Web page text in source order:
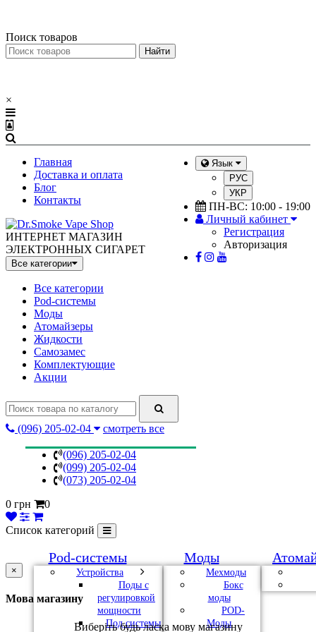
Поиск товаров
×
Главная
Доставка и оплата
Блог
Контакты
Язык
РУС
УКР
ПН-ВС: 10:00 - 19:00
Личный кабинет
Регистрация
Авторизация
ИНТЕРНЕТ МАГАЗИН
ЭЛЕКТРОННЫХ СИГАРЕТ
Все категории
Все категории
Pod-системы
Моды
Атомайзеры
Жидкости
Самозамес
Комплектующие
Акции
(096) 205-02-04 смотреть все
(096) 205-02-04
(099) 205-02-04
(073) 205-02-04
0 грн
0
Список категорий
Pod-системы
Устройства
Поды с
регулировкой
мощности
Под системы
Моды
Мехмоды
Бокс
моды
POD-
Моды
×
Мова магазину
Виберіть будь ласка мову магазину